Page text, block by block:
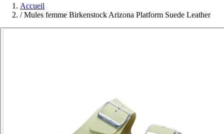
Accueil
/ Mules femme Birkenstock Arizona Platform Suede Leather